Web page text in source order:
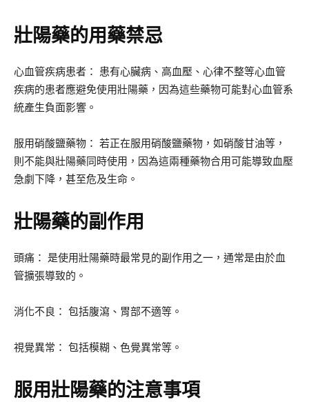
壯陽藥的用藥禁忌
心血管疾病患者： 患有心臟病、高血壓、心律不整等心血管
疾病的患者應避免使用壯陽藥，因為這些藥物可能對心血管系
統產生負面影響。
服用硝酸鹽藥物： 若正在服用硝酸鹽藥物，如硝酸甘油等，
則不能與壯陽藥同時使用，因為這兩種藥物合用可能導致血壓
急劇下降，甚至危及生命。
壯陽藥的副作用
頭痛： 是使用壯陽藥時最常見的副作用之一，通常是由於血
管擴張導致的。
消化不良： 包括腹瀉、胃部不適等。
視覺異常： 包括模糊、色覺異常等。
服用壯陽藥的注意事項